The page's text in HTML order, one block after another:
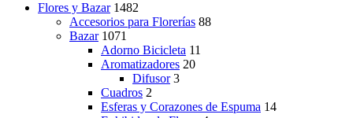
Flores y Bazar 1482
Accesorios para Florerías 88
Bazar 1071
Adorno Bicicleta 11
Aromatizadores 20
Difusor 3
Cuadros 2
Esferas y Corazones de Espuma 14